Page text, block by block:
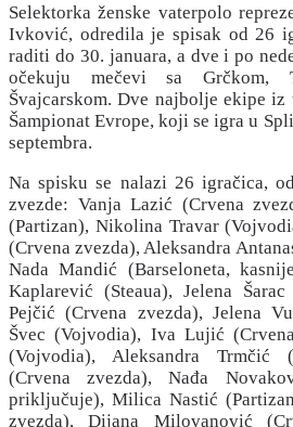
Selektorka ženske vaterpolo
Ivković, odredila je spisak od 26
raditi do 30. januara, a dve i po
očekuju mečevi sa Grčkom,
Švajcarskom. Dve najbolje ekipe iz
Šampionat Evrope, koji se igra u
septembra.
Na spisku se nalazi 26 igračica,
zvezde: Vanja Lazić (Crvena
(Partizan), Nikolina Travar
(Crvena zvezda), Aleksandra
Nada Mandić (Barseloneta,
Kaplarević (Steaua), Jelena
Pejčić (Crvena zvezda), Jelena
Švec (Vojvodia), Iva Lujić
(Vojvodia), Aleksandra Trmčić
(Crvena zvezda), Nađa
priključuje), Milica Nastić
zvezda), Dijana Milovanović